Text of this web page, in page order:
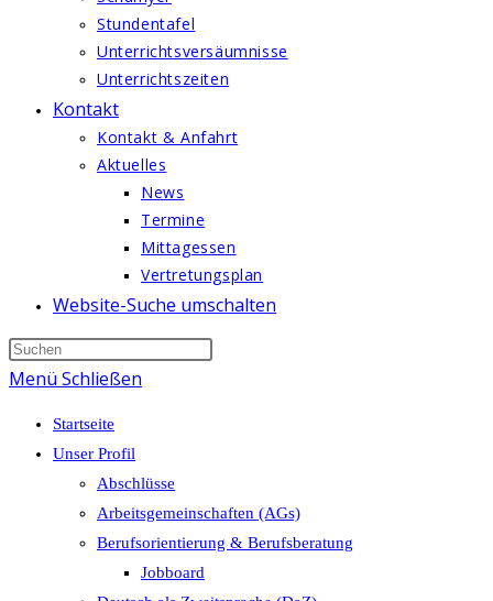
Stundentafel
Unterrichtsversäumnisse
Unterrichtszeiten
Kontakt
Kontakt & Anfahrt
Aktuelles
News
Termine
Mittagessen
Vertretungsplan
Website-Suche umschalten
Menü Schließen
Startseite
Unser Profil
Abschlüsse
Arbeitsgemeinschaften (AGs)
Berufsorientierung & Berufsberatung
Jobboard